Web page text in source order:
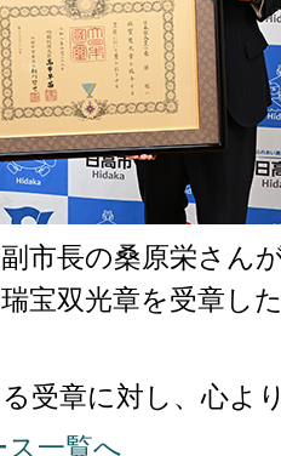
市長の桑原栄さん
宝双光章を受章し
受章に対し、心よ
一覧へ